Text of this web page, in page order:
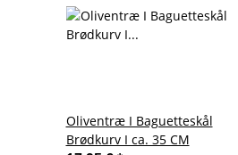
Oliventræ I Baguetteskål
Brødkurv I ca. 35 CM